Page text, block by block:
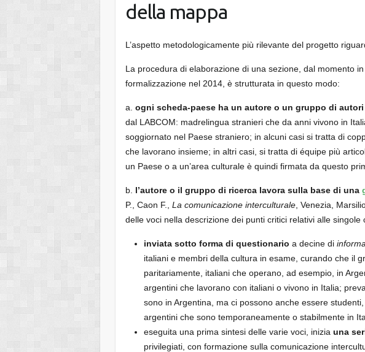
della mappa
L’aspetto metodologicamente più rilevante del progetto
La procedura di elaborazione di una sezione, dal momento
formalizzazione nel 2014, è strutturata in questo modo:
a.ogni scheda-paese ha un autore o un gruppo di
dal LABCOM: madrelingua stranieri che da anni vivono in
soggiornato nel Paese straniero; in alcuni casi si tratta di
che lavorano insieme; in altri casi, si tratta di équipe più
un Paese o a un’area culturale è quindi firmata da questo
b. l’autore o il gruppo di ricerca lavora sulla base di una
P., Caon F.,La comunicazione interculturale , Venezia,
delle voci nella descrizione dei punti critici relativi alle
inviata sotto forma di questionario a decine di
italiani e membri della cultura in esame, curando che il
paritariamente, italiani che operano, ad esempio, in
argentini che lavorano con italiani o vivono in Italia;
sono in Argentina, ma ci possono anche essere
argentini che sono temporaneamente o stabilmente in
eseguita una prima sintesi delle varie voci, iniziauna
privilegiati, con formazione sulla comunicazione